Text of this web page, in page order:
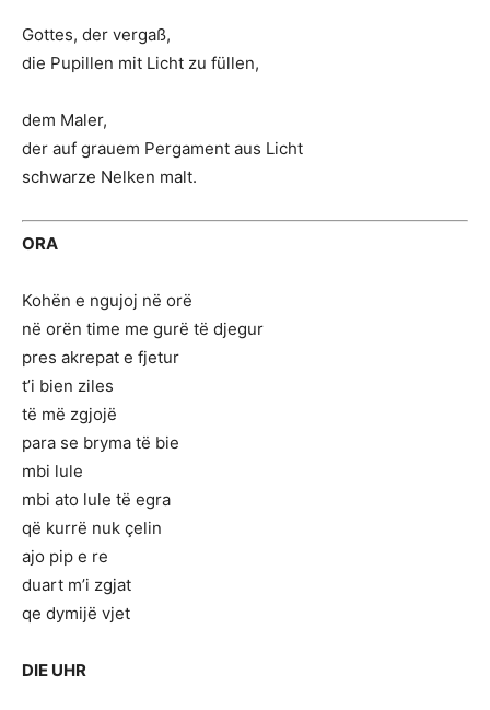
Gottes, der vergaß,
die Pupillen mit Licht zu füllen,
dem Maler,
der auf grauem Pergament aus Licht
schwarze Nelken malt.
ORA
Kohën e ngujoj në orë
në orën time me gurë të djegur
pres akrepat e fjetur
t’i bien ziles
të më zgjojë
para se bryma të bie
mbi lule
mbi ato lule të egra
që kurrë nuk çelin
ajo pip e re
duart m’i zgjat
qe dymijë vjet
DIE UHR